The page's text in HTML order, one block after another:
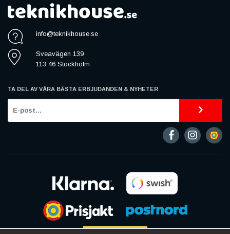
info@teknikhouse.se
Sveavägen 139
113 46 Stockholm
TA DEL AV VÅRA BÄSTA ERBJUDANDEN & NYHETER